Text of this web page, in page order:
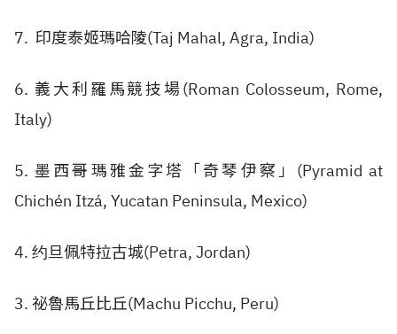
7. 印度泰姬瑪哈陵(Taj Mahal, Agra, India)
6. 義大利羅馬競技場(Roman Colosseum, Rome,
Italy)
5. 墨西哥瑪雅金字塔「奇琴伊察」(Pyramid at
Chichén Itzá, Yucatan Peninsula, Mexico)
4. 约旦佩特拉古城(Petra, Jordan)
3. 祕魯馬丘比丘(Machu Picchu, Peru)